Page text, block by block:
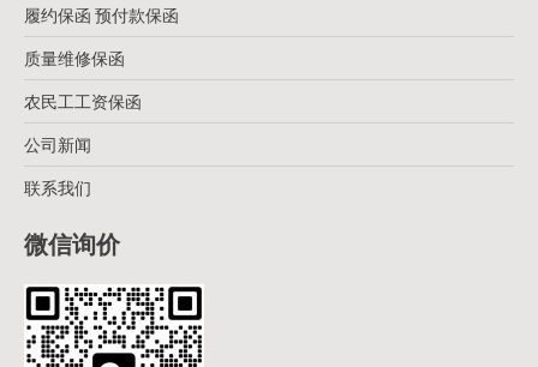
履约保函 预付款保函
质量维修保函
农民工工资保函
公司新闻
联系我们
微信询价